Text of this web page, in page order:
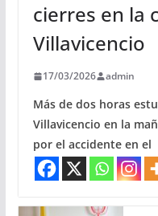
cierres en la
Villavicencio
17/03/2026 admin
Más de dos horas
Villavicencio en la
por el accidente en el